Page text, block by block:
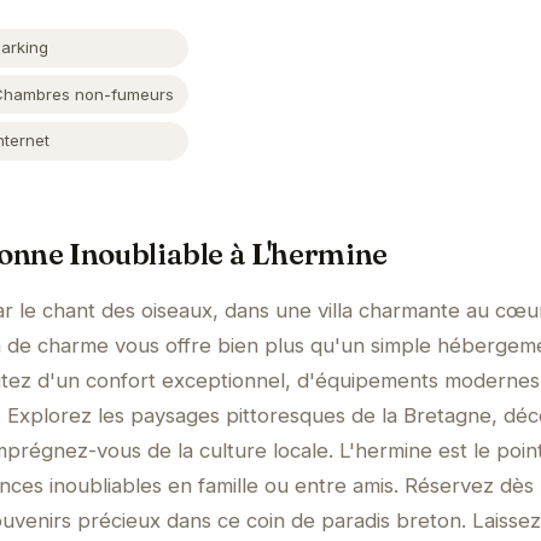
non-fumeurs
Inoubliable à L'hermine
le chant des oiseaux, dans une villa charmante au
charme vous offre bien plus qu'un simple
d'un confort exceptionnel, d'équipements
les paysages pittoresques de la Bretagne,
vous de la culture locale. L'hermine est le
inoubliables en famille ou entre amis. Réservez dès
précieux dans ce coin de paradis breton.